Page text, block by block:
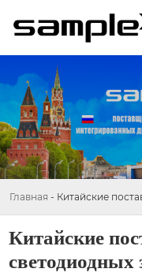
Главная - Китайские
Китайские